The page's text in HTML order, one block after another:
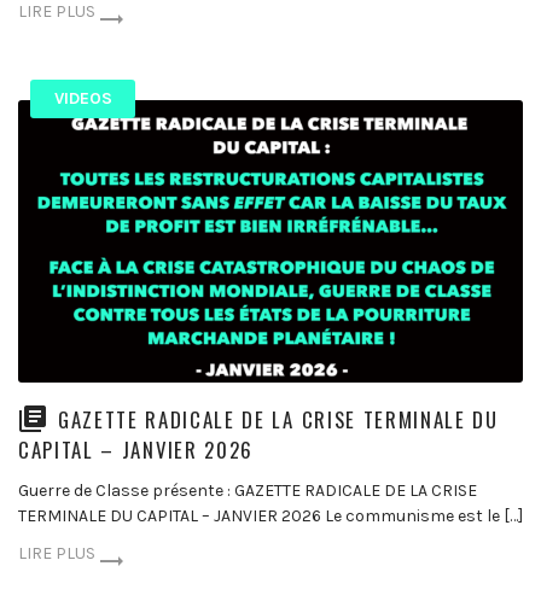
LIRE PLUS
VIDEOS
GAZETTE RADICALE DE LA CRISE TERMINALE DU
CAPITAL – JANVIER 2026
Guerre de Classe présente : GAZETTE RADICALE DE LA CRISE
TERMINALE DU CAPITAL – JANVIER 2026 Le communisme est le […]
LIRE PLUS